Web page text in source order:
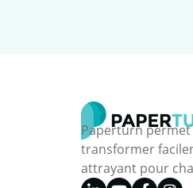
Paperturn
transformer
attrayant pour